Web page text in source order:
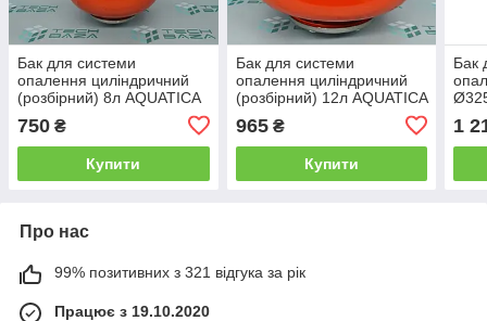
Бак для системи
опалення циліндричний
(розбірний) 8л AQUATICA
750 ₴
Купити
Бак для системи
опалення циліндричний
(розбірний) 12л AQUATICA
965₴
Купити
Бак
1
Про нас
99% позитивних з 321 відгука за рік
Працює з 19.10.2020